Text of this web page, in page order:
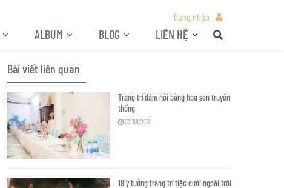
Đăng nhập
ALBUM BLOG LIÊN HỆ
Bài viết liên quan
Trang trí đám hỏi bằng hoa sen truyền
thống
03/09/2019
18 ý tưởng trang trí tiệc cưới ngoài trời